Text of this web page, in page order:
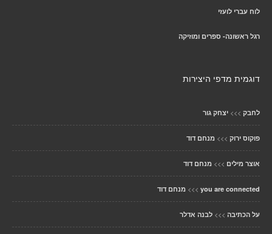
לוח עברי לועזי
רגל ראשונה- ספרים ומוזיקה
דוגמית מדפי היצירות
לחבק >>> יצחק גור
פוקוס ירוק >>> מנחם דוד
אוצר מילים >>> מנחם דוד
you are connected
>>> מנחם דוד
על הכתיבה >>> לבנה אדלר